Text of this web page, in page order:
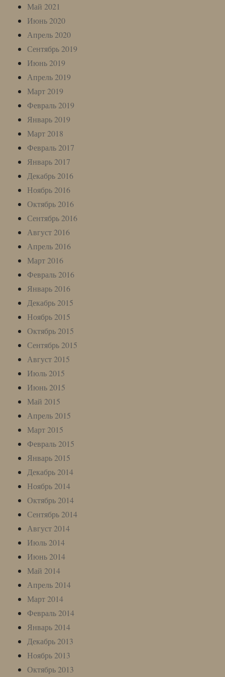
Май 2021
Июнь 2020
Апрель 2020
Сентябрь 2019
Июнь 2019
Апрель 2019
Март 2019
Февраль 2019
Январь 2019
Март 2018
Февраль 2017
Январь 2017
Декабрь 2016
Ноябрь 2016
Октябрь 2016
Сентябрь 2016
Август 2016
Апрель 2016
Март 2016
Февраль 2016
Январь 2016
Декабрь 2015
Ноябрь 2015
Октябрь 2015
Сентябрь 2015
Август 2015
Июль 2015
Июнь 2015
Май 2015
Апрель 2015
Март 2015
Февраль 2015
Январь 2015
Декабрь 2014
Ноябрь 2014
Октябрь 2014
Сентябрь 2014
Август 2014
Июль 2014
Июнь 2014
Май 2014
Апрель 2014
Март 2014
Февраль 2014
Январь 2014
Декабрь 2013
Ноябрь 2013
Октябрь 2013